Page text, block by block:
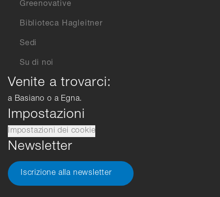
Greenovative
Biblioteca Hagleitner
Sedi
Su di noi
Venite a trovarci:
a Basiano o a Egna.
Impostazioni
Impostazioni dei cookie
Newsletter
Iscrizione alla newsletter